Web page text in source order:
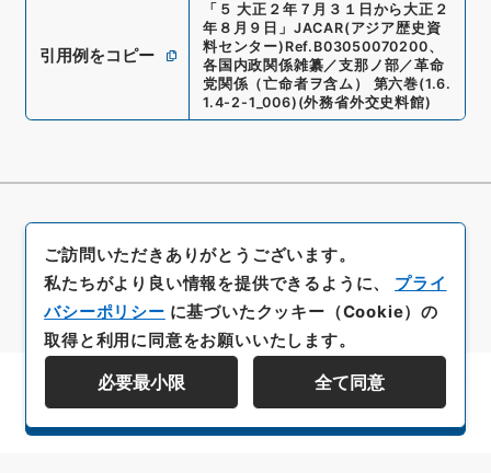
引用例をコピー
「 ５ 大正２年７月３１日から大正２
年８月９日 」 JACAR(アジア歴史資
料センター) Ref. B03050070200、
各国内政関係雑纂／支那ノ部／革命
党関係（亡命者ヲ含ム） 第六巻(1.6.
1.4-2-1_006) (外務省外交史料館)
資料群階層を表示する
ご訪問いただきありがとうございます。
私たちがより良い情報を提供できるように、 プライ
バシーポリシー に基づいたクッキー（Cookie）の
取得と利用に同意をお願いいたします。
必要最小限 全て同意